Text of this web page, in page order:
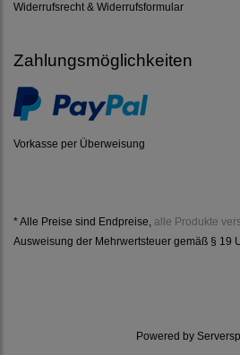
Widerrufsrecht & Widerrufsformular
Zahlungsmöglichkeiten
Vorkasse per Überweisung
* Alle Preise sind Endpreise, alle Produkte
Ausweisung der Mehrwertsteuer gemäß § 19
Powered by